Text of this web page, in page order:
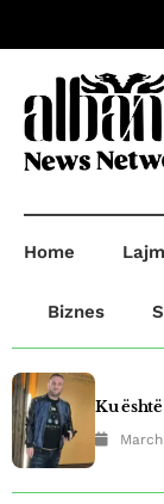
Home
Biznes
Ku
Plagosje